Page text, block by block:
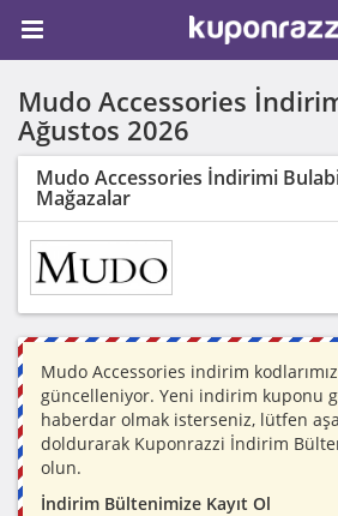
Mudo Accessories
Ağustos 2026
Mudo Accessories İndirimi
Mağazalar
Mudo Accessories indirim
güncelleniyor. Yeni indirim kuponu
haberdar olmak isterseniz, lütfen
doldurarak Kuponrazzi İndirim
olun.
İndirim Bültenimize Kayıt Ol